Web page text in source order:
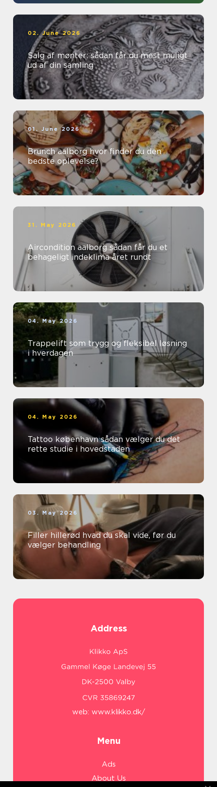
02. June 2026
Salg af mønter: sådan får du mest muligt
ud af din samling
01. June 2026
Brunch aalborg hvor finder du den
bedste oplevelse?
31. May 2026
Aircondition aalborg sådan får du et
behageligt indeklima året rundt
04. May 2026
Trappelift som trygg og fleksibel løsning
i hverdagen
04. May 2026
Tattoo københavn sådan vælger du det
rette studie i hovedstaden
03. May 2026
Filler hillerød hvad du skal vide, før du
vælger behandling
Address
web: www.klikko.dk/
Menu
Ads
About Us